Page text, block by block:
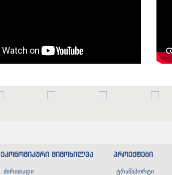
ეკონომიკური მიმოხილვა
ძირითადი
პროექტები
ტრანსპორტი